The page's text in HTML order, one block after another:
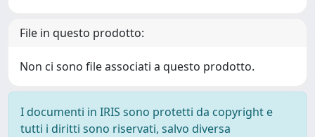
File in questo prodotto:
Non ci sono file associati a questo prodotto.
I documenti in IRIS sono protetti da copyright e
tutti i diritti sono riservati, salvo diversa